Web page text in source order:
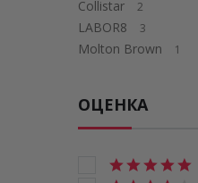
Collistar 2
LABOR8 3
Molton Brown 1
ОЦЕНКА